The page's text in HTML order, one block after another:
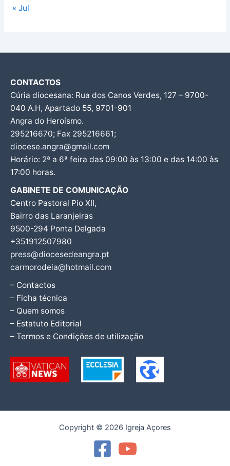
« Jul
CONTACTOS
Cúria diocesana: Rua dos Canos Verdes, 127 – 9700-
040 A.H, Apartado 55, 9701-901
Angra do Heroísmo.
295216670; Fax 295216661;
diocese.angra@gmail.com
Horário: 2ª a 6ª feira das 09:00 às 13:00 e das 14:00 às
17:00 horas.
GABINETE DE COMUNICAÇÃO
Centro Pastoral Pio XII,
Bairro das Laranjeiras
9500-294 Ponta Delgada
+351912507980
press@diocesedeangra.pt
carmorodeia@hotmail.com
– Contactos
– Ficha técnica
– Quem somos
– Estatuto Editorial
– Termos e Condições de utilização
Copyright © 2026 Igreja Açores